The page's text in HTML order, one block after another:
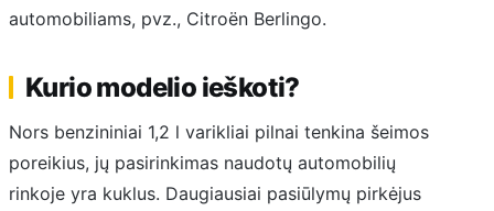
automobiliams, pvz., Citroën Berlingo.
Kurio modelio ieškoti?
Nors benzininiai 1,2 l varikliai pilnai tenkina šeimos
poreikius, jų pasirinkimas naudotų automobilių
rinkoje yra kuklus. Daugiausiai pasiūlymų pirkėjus